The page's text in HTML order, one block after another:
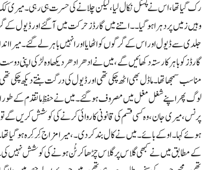
رک گیا تھا ،اس نے پسٹل نکال لیا،لیکن چلانے کی حسرت ہی رہی ۔میری
وہیں زمیں پر دہرا ہوگیا۔۔اتنے میں گارڈز حرکت میں آگئے اور ڈیول کے
جلدی سے ڈیول اور اس کے گرگوں کو اٹھایا اور انہیں باہر لے گئے ۔میرا
گارڈز کو باہر کا رستہ دکھائیں گے،میں نے ادھر ادھر دیکھا وہ لڑکی
مناسب سمجھا تھا۔ ماڈل بھی اٹھ چکی تھی اور ڈیول کی درگت بنتے دیکھ چکی تھی
لوگ پھر اپنے شغل مغل میں مصروف ہوگئے۔میں نے حفظِ ماتقدم کے
پرنس،میری جان،وہ کسی قسم کی قانونی کاروائی کرنے کی کوشش کریں
ہوئے کہا۔اوکے بائے۔میں نے کال بند کر دی۔،میرا مزاج کِر کِرہ ہوگیا
کے مطابق میں نے کبھی گلاس پر گلاس چڑھا کر ٹُن ہونے کی کوشش نہیں